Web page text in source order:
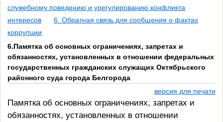
служебному поведению и урегулированию конфликта
интересов
6. Обратная связь для сообщения о фактах
коррупции
6.Памятка об основных ограничениях, запретах и
обязанностях, установленных в отношении федеральных
государственных гражданских служащих Октябрьского
районного суда города Белгорода
версия для печати
Памятка об основных ограничениях, запретах и
обязанностях, установленных в отношении